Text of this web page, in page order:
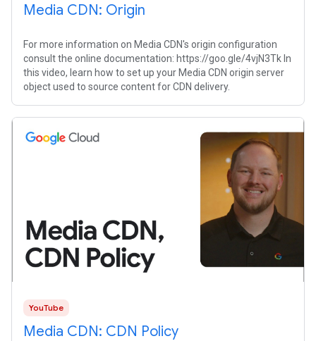
Media CDN: Origin
For more information on Media CDN's origin configuration
consult the online documentation: https://goo.gle/4vjN3Tk In
this video, learn how to set up your Media CDN origin server
object used to source content for CDN delivery.
YouTube
Media CDN: CDN Policy